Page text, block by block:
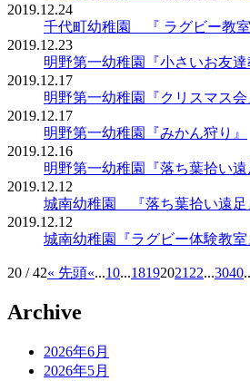
2019.12.24
千代町幼稚園 『 ラグビー教室
2019.12.23
明野第一幼稚園『小さいお友達
2019.12.17
明野第一幼稚園『クリスマス会
2019.12.17
明野第一幼稚園『みかん狩り』
2019.12.16
明野第一幼稚園『落ち葉拾い遠
2019.12.12
城南幼稚園 『落ち葉拾い遠足
2019.12.12
城南幼稚園『ラグビー体験教室
20 / 42« 先頭«...10...18192021 22...3040
Archive
2026年6月
2026年5月